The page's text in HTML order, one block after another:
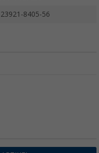
8405-56